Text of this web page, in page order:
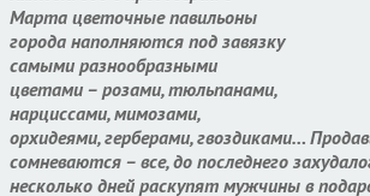
Марта цветочные павильоны
города наполняются под завязку
самыми разнообразными
цветами – розами, тюльпанами,
нарциссами, мимозами,
орхидеями, герберами, гвоздиками…
сомневаются – все, до последнего
несколько дней раскупят мужчины в